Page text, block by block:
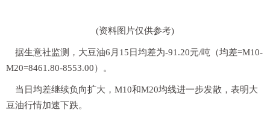
(资料图片仅供参考)
据生意社监测，大豆油6月15日均差为-91.20元/吨（均差=M10-
M20=8461.80-8553.00）。
当日均差继续负向扩大，M10和M20均线进一步发散，表明大
豆油行情加速下跌。